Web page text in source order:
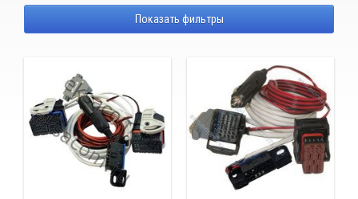
Показать фильтры